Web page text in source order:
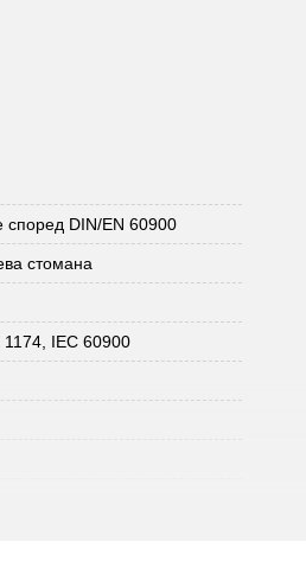
според DIN/EN 60900
стомана
IEC 60900